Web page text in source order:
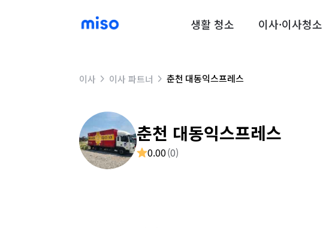
생활 청소 이사·이사청소
이사 이사 파트너 춘천 대동익스프레스
춘천 대동익스프레스
0.00(0)